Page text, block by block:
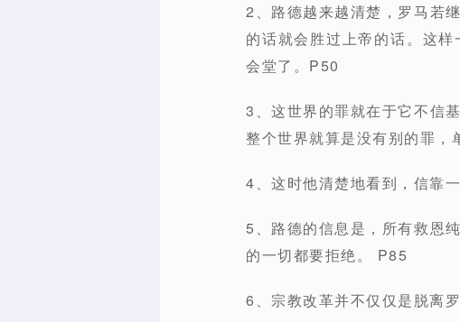
2、路德越来越清楚，罗马若
的话就会胜过上帝的话。这
会堂了。P50
3、这世界的罪就在于它不信
整个世界就算是没有别的罪
4、这时他清楚地看到，信靠
5、路德的信息是，所有救恩
的一切都要拒绝。 P85
6、宗教改革并不仅仅是脱离